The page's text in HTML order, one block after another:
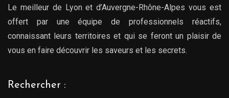
Le meilleur de Lyon et d’Auvergne-Rhône-Alpes vous est
offert par une équipe de professionnels réactifs,
connaissant leurs territoires et qui se feront un plaisir de
vous en faire découvrir les saveurs et les secrets.
Rechercher :